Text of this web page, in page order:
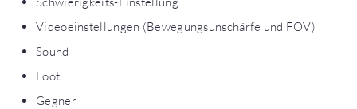
Videoeinstellungen (Bewegungsunschärfe und FOV)
Sound
Loot
Gegner